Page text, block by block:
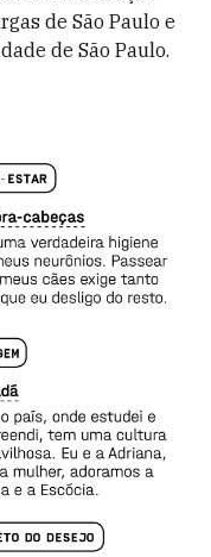
de São Paulo e
de São Paulo.